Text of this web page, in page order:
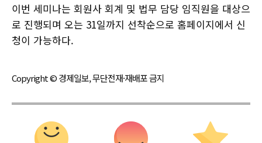
이번 세미나는 회원사 회계 및 법무 담당 임직원을 대상으
로 진행되며 오는 31일까지 선착순으로 홈페이지에서 신
청이 가능하다.
Copyright © 경제일보, 무단전재·재배포 금지